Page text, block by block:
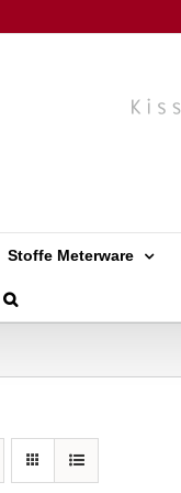
Stoffe Meterware